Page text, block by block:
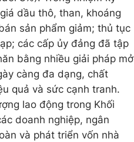
dầu thô, than, khoáng
sản phẩm giảm; thủ tục
các cấp ủy đảng đã tập
bằng nhiều giải pháp mở
càng đa dạng, chất
quả và sức cạnh tranh.
lao động trong Khối
doanh nghiệp, ngân
và phát triển vốn nhà